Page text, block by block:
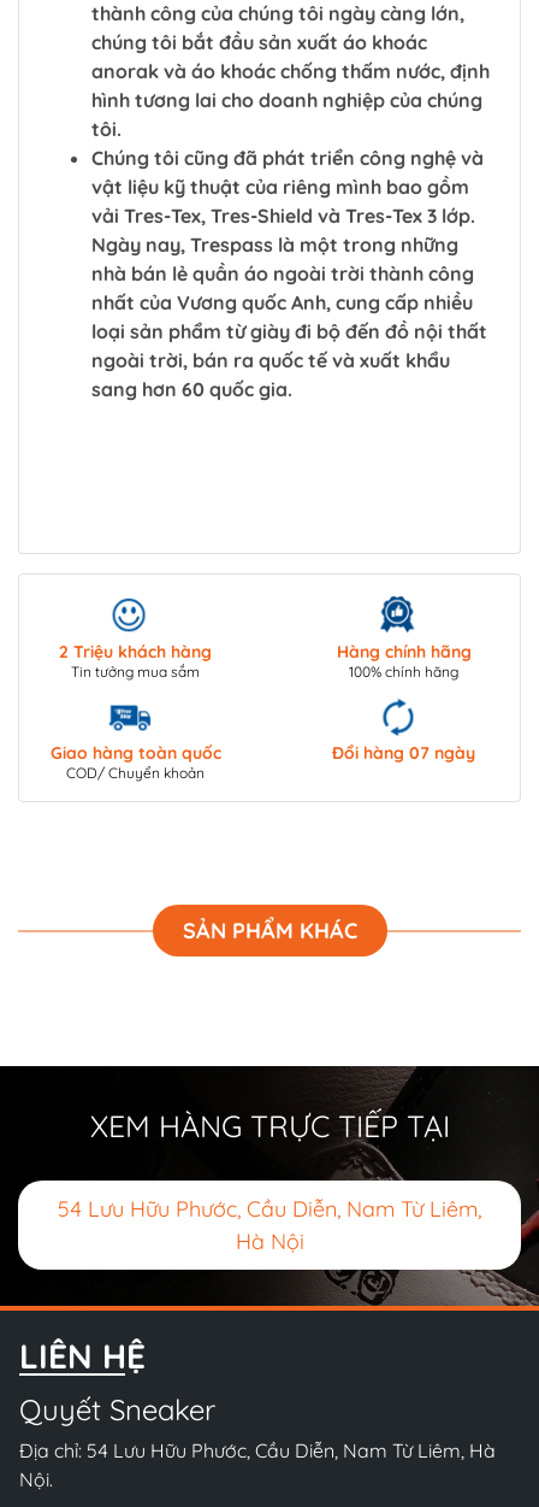
thành công của chúng tôi ngày càng lớn,
chúng tôi bắt đầu sản xuất áo khoác
anorak và áo khoác chống thấm nước, định
hình tương lai cho doanh nghiệp của chúng
tôi.
Chúng tôi cũng đã phát triển công nghệ và
vật liệu kỹ thuật của riêng mình bao gồm
vải Tres-Tex, Tres-Shield và Tres-Tex 3 lớp.
Ngày nay, Trespass là một trong những
nhà bán lẻ quần áo ngoài trời thành công
nhất của Vương quốc Anh, cung cấp nhiều
loại sản phẩm từ giày đi bộ đến đồ nội thất
ngoài trời, bán ra quốc tế và xuất khẩu
sang hơn 60 quốc gia.
2 Triệu khách hàng
Tin tưởng mua sắm
Hàng chính hãng
100% chính hãng
Giao hàng toàn quốc
COD/ Chuyển khoản
Đổi hàng 07 ngày
SẢN PHẨM KHÁC
XEM HÀNG TRỰC TIẾP TẠI
54 Lưu Hữu Phước, Cầu Diễn, Nam Từ Liêm,
Hà Nội
LIÊN HỆ
Quyết Sneaker
Địa chỉ: 54 Lưu Hữu Phước, Cầu Diễn, Nam Từ Liêm, Hà
Nội.